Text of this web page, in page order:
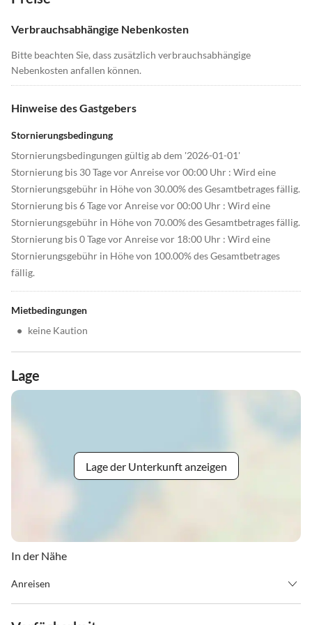
Verbrauchsabhängige Nebenkosten
Bitte beachten Sie, dass zusätzlich verbrauchsabhängige
Nebenkosten anfallen können.
Hinweise des Gastgebers
Stornierungsbedingung
Stornierungsbedingungen gültig ab dem '2026-01-01'
Stornierung bis 30 Tage vor Anreise vor 00:00 Uhr : Wird eine
Stornierungsgebühr in Höhe von 30.00% des Gesamtbetrages fällig.
Stornierung bis 6 Tage vor Anreise vor 00:00 Uhr : Wird eine
Stornierungsgebühr in Höhe von 70.00% des Gesamtbetrages fällig.
Stornierung bis 0 Tage vor Anreise vor 18:00 Uhr : Wird eine
Stornierungsgebühr in Höhe von 100.00% des Gesamtbetrages
fällig.
Mietbedingungen
• keine Kaution
Lage
Lage der Unterkunft anzeigen
In der Nähe
Anreisen